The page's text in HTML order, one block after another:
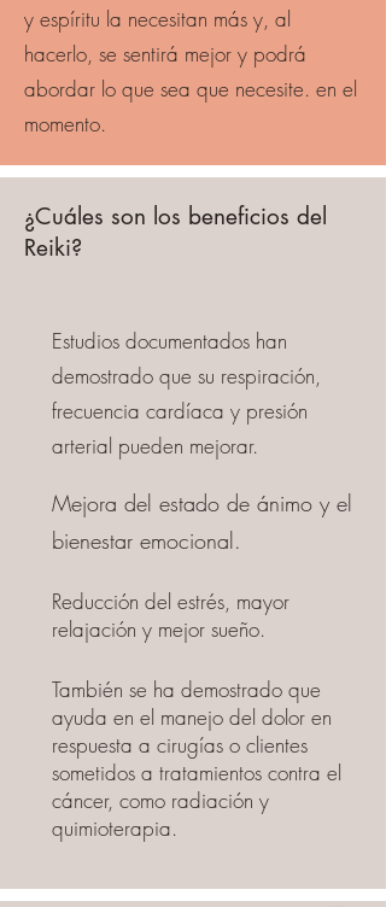
y espíritu la necesitan más y, al
hacerlo, se sentirá mejor y podrá
abordar lo que sea que necesite. en el
momento.
¿Cuáles son los beneficios del
Reiki?
Estudios documentados han
demostrado que su respiración,
frecuencia cardíaca y presión
arterial pueden mejorar.
Mejora del estado de ánimo y el
bienestar emocional.
Reducción del estrés, mayor
relajación y mejor sueño.
También se ha demostrado que
ayuda en el manejo del dolor en
respuesta a cirugías o clientes
sometidos a tratamientos contra el
cáncer, como radiación y
quimioterapia.